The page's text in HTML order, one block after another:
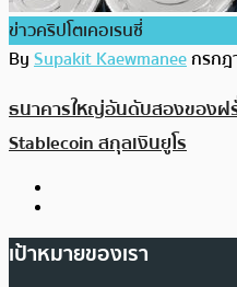
ข่าวคริปโตเคอเรนซี่
BySupakit Kaewmaneeกรกฎ
ธนาคารใหญ่อันดับสองของฝ
Stablecoin สกุลเงินยูโร
เป้าหมายของเรา